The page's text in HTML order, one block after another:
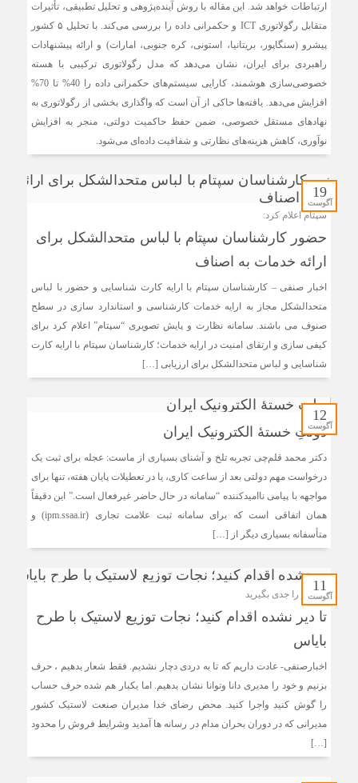
ارتباطات خواهد شد. این مقاله با روش آینده‌پژوهی و تحلیل تطبیقی، تأثیرات
متقابل رگولاتوری ICT و حکمرانی داده را بررسی می‌کند. با تحلیل ۵ کشور
پیشرو (سنگاپور، بریتانیا، استونی، کره جنوبی، امارات) و ارائه پیشنهادات
راهبردی برای ایران، نشان می‌دهد که مدل رگولاتوری ترکیبی با هسته
خصوصی‌سازی هوشمند، کارایی سیستم‌های حکمرانی داده را 40% تا 70%
افزایش می‌دهد. یافته‌ها حاکی از آن است که واگذاری بخشی از رگولاتوری به
نهادهای مستقل خصوصی، ضمن حفظ حاکمیت دولتی، منجر به افزایش
نوآوری، کاهش هزینه‌های نظارتی و شفافیت داده‌ای می‌شود.
19
آگوست
سپتام اعلام کرد:
حضور کارشناسان سپتام با لباس متحدالشکل برای
ارائه خدمات به اصناف
اخبار صنفی – کارشناسان سپتام با ارایه کارت شناسایی و حضور با لباس
متحدالشکل مجاز به ارایه خدمات کارشناسی و استاندارد سازی در سطح
صنوف می باشند. سامانه نظارت و پایش تصویری “سپتام” اعلام کرد برای
کیفی سازی و ارتقای امنیت در ارایه خدمات؛ کارشناسان سپتام با ارایه کارت
شناسایی و لباس متحدالشکل برای ارزیابی […]
12
آگوست
دولتِ خستۀ الکترونیک ایران
دکتر محمد قلم‌چی تجربه تلخ و آشنای بسیاری از ماست: عجله برای ثبت یک
درخواست مهم دولتی بعد از ساعت کاری، یا در تعطیلات پایان هفته، تنها برای
مواجهه با پیامی ناامیدکننده “سامانه در حال حاضر غیرفعال است.” این دقیقاً
همان اتفاقی است که برای سامانه ثبت علامت تجاری (ipm.ssaa.ir) و
متأسفانه بسیاری دیگر از […]
11
آگوست
هشدار را جدی بگیرید
تا دیر نشده اقدام کنید؛ نجات توزیع لاستیک با طرح
بایاس
اخبارصنفی- عادت داریم که تا به دردی دچار نشدیم. فقط شعار بدهیم ، حرف
بزنیم و خود را مدیری دانا وتوانا نشان بدهیم. اما یکبار هم شده حرف حساب
را گوش کنید واجرا کنید. محض رضای خدا مدیران صنعت لاستیک کشور
مدیرانی که در دوران بحران مدام در رسانه ها آمدید وشرایط فروش را محدود
[…]